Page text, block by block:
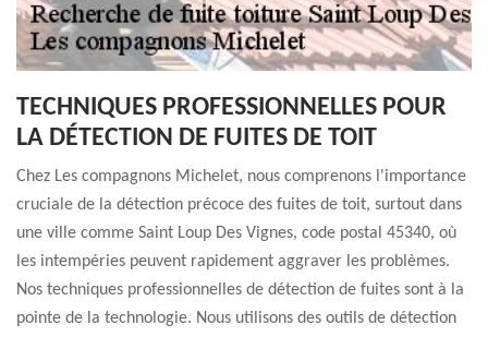
TECHNIQUES PROFESSIONNELLES POUR
LA DÉTECTION DE FUITES DE TOIT
Chez Les compagnons Michelet, nous comprenons l'importance
cruciale de la détection précoce des fuites de toit, surtout dans
une ville comme Saint Loup Des Vignes, code postal 45340, où
les intempéries peuvent rapidement aggraver les problèmes.
Nos techniques professionnelles de détection de fuites sont à la
pointe de la technologie. Nous utilisons des outils de détection